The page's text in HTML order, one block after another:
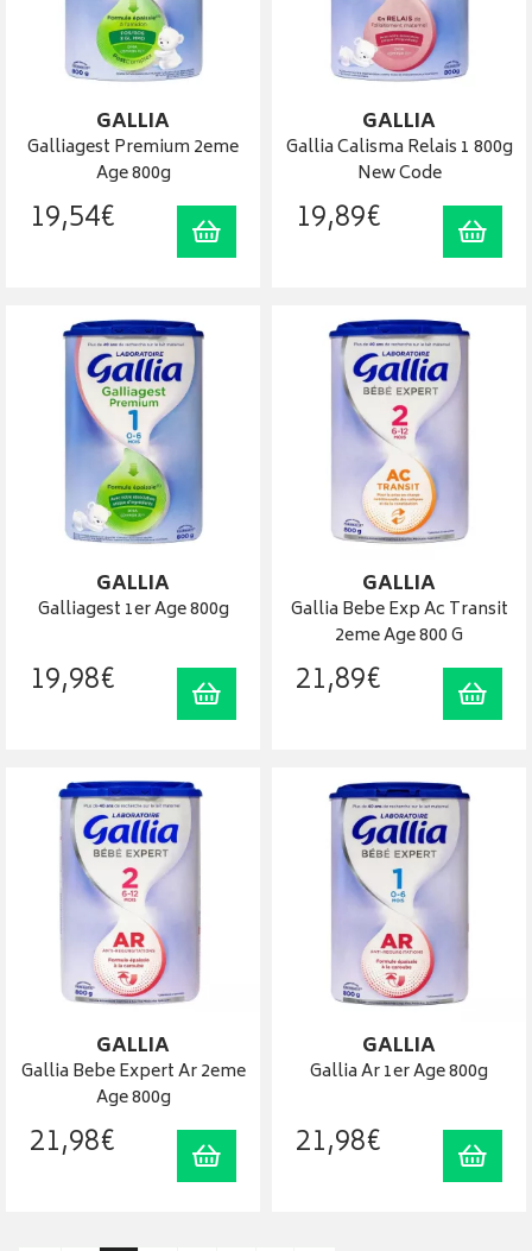
GALLIA
Galliagest Premium 2eme
Age 800g
19,54€ Ajouter au panier
GALLIA
Gallia Calisma Relais 1 800g
New Code
19,89€
GALLIA
Galliagest 1er Age 800g
19,98€ Ajouter au panier
GALLIA
Gallia Bebe Exp Ac Transit
2eme Age 800 G
21,89€
GALLIA
Gallia Bebe Expert Ar 2eme
Age 800g
21,98€ Ajouter au panier
GALLIA
Gallia Ar 1er Age 800g
21,98€